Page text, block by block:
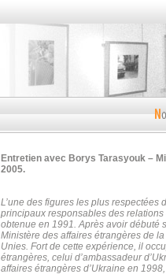
Entretien avec Borys Tarasyouk –
2005.
L’une des figures les plus respectées
principaux responsables des
obtenue en 1991. Après avoir débuté
Ministère des affaires étrangères de
Unies. Fort de cette expérience, il
étrangères, celui d’ambassadeur
affaires étrangères d’Ukraine en